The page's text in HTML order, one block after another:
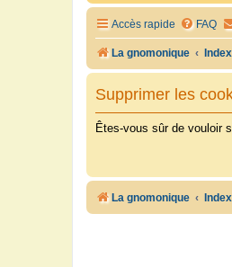
Accès rapide FAQ
La gnomonique
Supprimer les
Êtes-vous sûr de vouloir
La gnomonique